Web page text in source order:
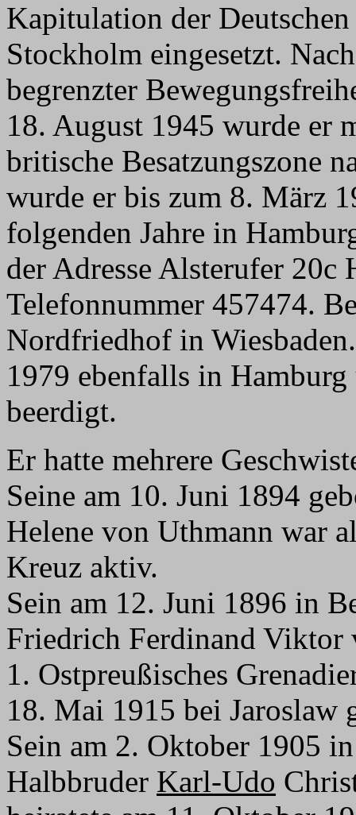
Kapitulation der
Stockholm eingesetzt.
begrenzter
18. August 1945 wurde er
britische Besatzungszone
wurde er bis zum 8. März
folgenden Jahre in
der Adresse Alsterufer 20c
Telefonnummer 457474.
Nordfriedhof in
1979 ebenfalls in
beerdigt.
Er hatte mehrere
Seine am 10. Juni 1894
Helene von Uthmann war
Kreuz aktiv.
Sein am 12. Juni 1896 in
Friedrich Ferdinand Viktor
1. Ostpreußisches
18. Mai 1915 bei Jaroslaw
Sein am 2. Oktober 1905
Halbbruder Karl-Udo